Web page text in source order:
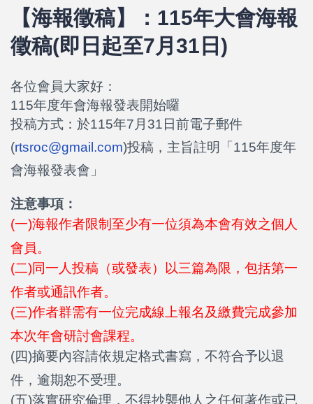
【海報徵稿】：115年大會海報
徵稿(即日起至7月31日)
各位會員大家好：
115年度年會海報發表開始囉
投稿方式：於115年7月31日前電子郵件
(rtsroc@gmail.com)投稿， 主旨註明「115年度年
會海報發表會」
注意事項：
(一)海報作者限制至少有一位須為本會有效之個人
會員。
(二)同一人投稿（或發表）以三篇為限，包括第一
作者或通訊作者。
(三)作者群需有一位完成線上報名及繳費完成參加
本次年會研討會課程。
(四)摘要內容請依規定格式書寫，不符合予以退
件，逾期恕不受理。
(五)落實研究倫理，不得抄襲他人之任何著作或已